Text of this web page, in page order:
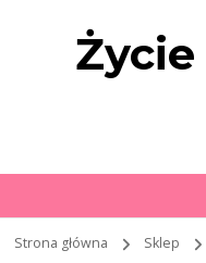
Strona główna Sklep